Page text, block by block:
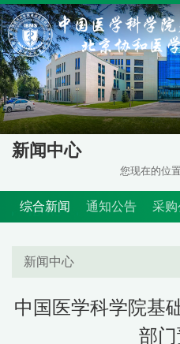
新闻中心
您现在的位
综合新闻 通知公告 采
新闻中心
中国医学科学院基
部